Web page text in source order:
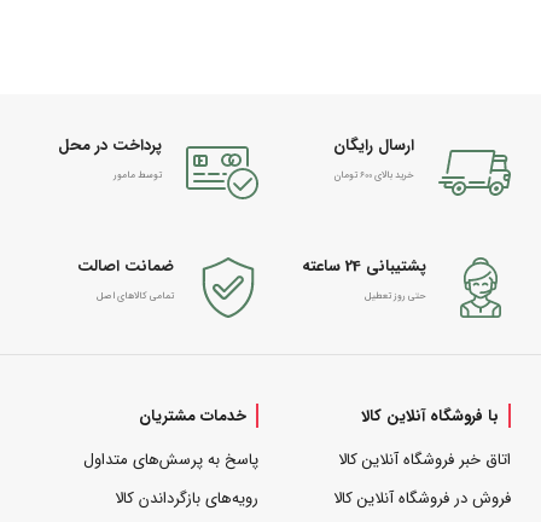
ارسال رایگان
خرید بالای 600 تومان
پرداخت در محل
توسط مامور
پشتیبانی 24 ساعته
حتی روز تعطیل
ضمانت اصالت
تمامی کالاهای اصل
با فروشگاه آنلاین کالا
اتاق خبر فروشگاه آنلاین کالا
فروش در فروشگاه آنلاین کالا
خدمات مشتریان
پاسخ به پرسش‌های متداول
رویه‌های بازگرداندن کالا